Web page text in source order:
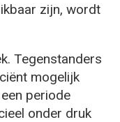
zijn, wordt
Tegenstanders
mogelijk
periode
onder druk